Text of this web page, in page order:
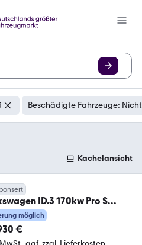
Beschädigte Fahrzeuge:
Kachelansicht
ID.3 170kw Pro S
möglich
€